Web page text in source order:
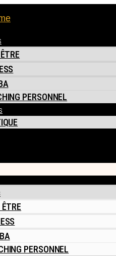
PERSONNEL
PERSONNEL